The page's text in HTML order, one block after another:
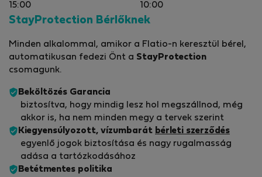
15:00 10:00
StayProtection Bérlőknek
Minden alkalommal, amikor a Flatio-n keresztül bérel,
automatikusan fedezi Önt a StayProtection
csomagunk.
Beköltözés Garancia
biztosítva, hogy mindig lesz hol megszállnod, még
akkor is, ha nem minden megy a tervek szerint
Kiegyensúlyozott, vízumbarát bérleti szerződés
egyenlő jogok biztosítása és nagy rugalmasság
adása a tartózkodásához
Betétmentes politika